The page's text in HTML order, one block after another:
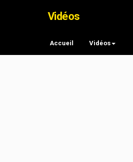
Vidéos
Accueil Vidéos